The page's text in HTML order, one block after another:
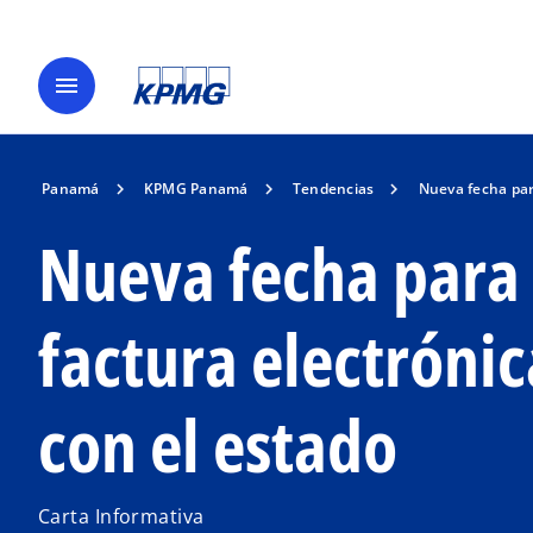
menu
Panamá KPMG Panamá Tendencias Nueva fecha
Nueva fecha
factura
con el estado
Carta Informativa